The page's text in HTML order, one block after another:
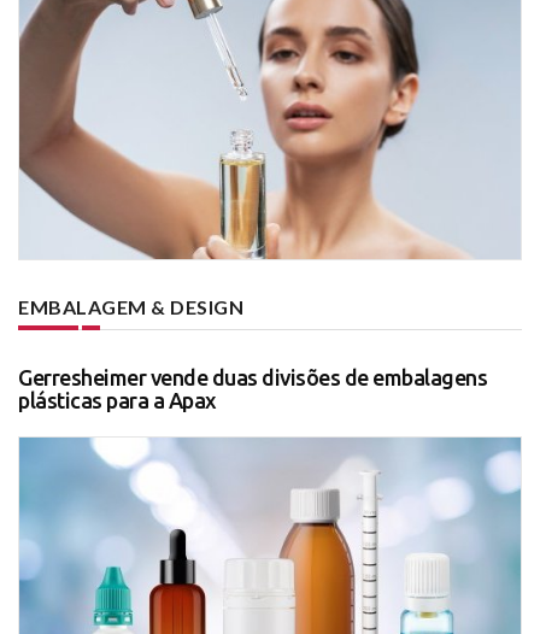
EMBALAGEM & DESIGN
Gerresheimer vende duas divisões de embalagens
plásticas para a Apax